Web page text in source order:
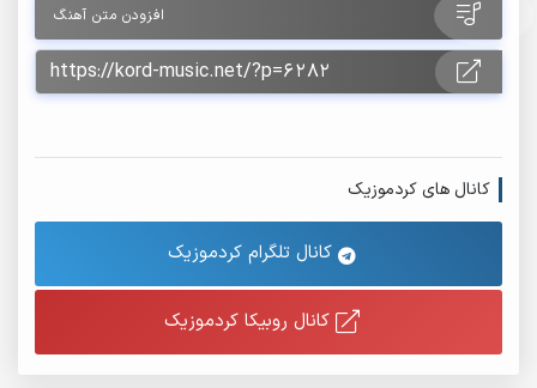
افزودن متن آهنگ
کانال های کردموزیک
کانال تلگرام کردموزیک
کانال روبیکا کردموزیک